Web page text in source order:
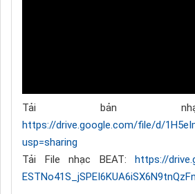
Tải bản
https://drive.google.com/file/d/
usp=sharing
Tải File nhạc BEAT: https://